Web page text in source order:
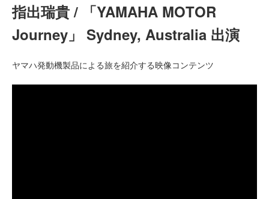
指出瑞貴 / 「YAMAHA MOTOR
Journey」 Sydney, Australia 出演
ヤマハ発動機製品による旅を紹介する映像コンテンツ